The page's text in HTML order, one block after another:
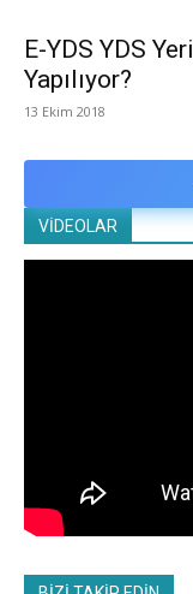
E-YDS YDS
Yapılıyor?
13 Ekim 2018
VİDEOLAR